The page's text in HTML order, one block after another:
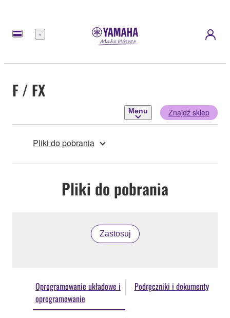
Menu
F / FX
Menu Znajdź sklep
Pliki do pobrania
Pliki do pobrania
Zastosuj
Oprogramowanie układowe i
oprogramowanie
Podręczniki i dokumenty